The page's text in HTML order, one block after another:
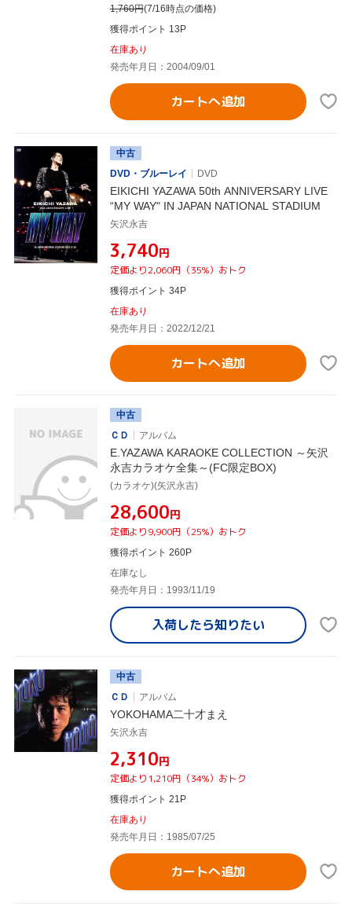
1,760円(7/16時点の価格)
獲得ポイント 13P
在庫あり
発売年月日：2004/09/01
カートへ追加
中古
DVD・ブルーレイ
DVD
EIKICHI YAZAWA 50th ANNIVERSARY LIVE
“MY WAY" IN JAPAN NATIONAL STADIUM
矢沢永吉
¥3,740円
定価より2,060円（35%）おトク
獲得ポイント 34P
在庫あり
発売年月日：2022/12/21
カートへ追加
中古
ＣＤ
アルバム
E.YAZAWA KARAOKE COLLECTION ～矢沢
永吉カラオケ全集～(FC限定BOX)
(カラオケ)(矢沢永吉)
¥28,600円
定価より9,900円（25%）おトク
獲得ポイント 260P
在庫なし
発売年月日：1993/11/19
入荷したら知りたい
中古
ＣＤ
アルバム
YOKOHAMA二十才まえ
矢沢永吉
¥2,310円
定価より1,210円（34%）おトク
獲得ポイント 21P
在庫あり
発売年月日：1985/07/25
カートへ追加